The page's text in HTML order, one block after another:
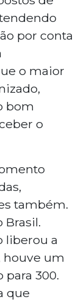
por conta
o maior
bom
o
também.
Brasil.
liberou a
houve um
para 300.
que